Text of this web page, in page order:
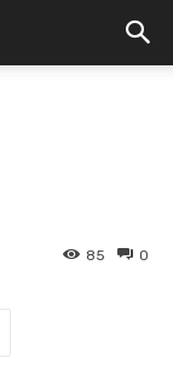
0
85